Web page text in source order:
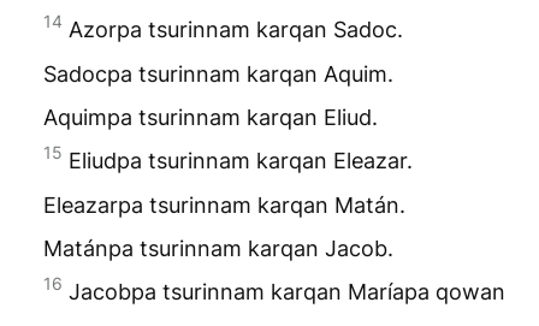
14 Azorpa tsurinnam karqan Sadoc.
Sadocpa tsurinnam karqan Aquim.
Aquimpa tsurinnam karqan Eliud.
15 Eliudpa tsurinnam karqan Eleazar.
Eleazarpa tsurinnam karqan Matán.
Matánpa tsurinnam karqan Jacob.
16 Jacobpa tsurinnam karqan Maríapa qowan